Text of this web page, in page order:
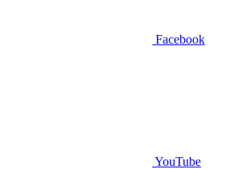
Facebook
YouTube